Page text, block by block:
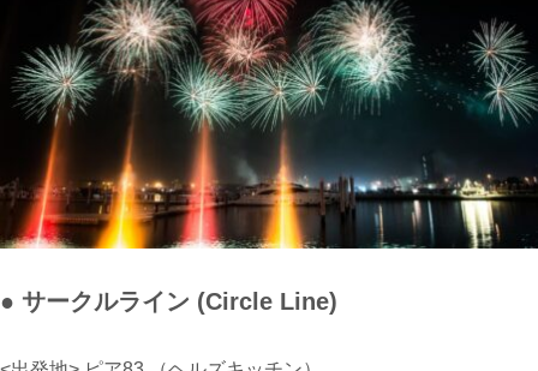
● サークルライン (Circle Line)